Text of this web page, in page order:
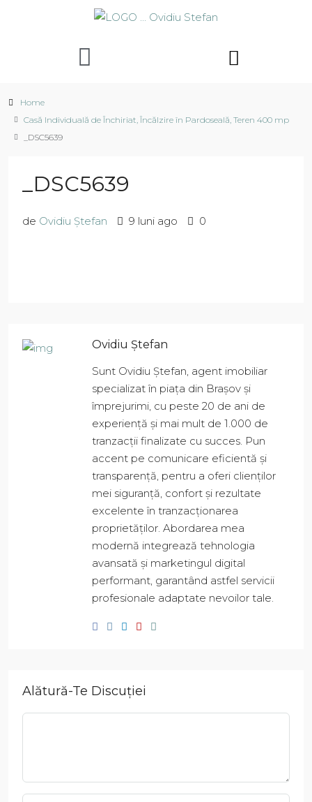
Home
Casă Individuală de Închiriat, Încălzire în Pardoseală, Teren 400 mp
_DSC5639
_DSC5639
de Ovidiu Ștefan 9 luni ago 0
Ovidiu Ștefan
Sunt Ovidiu Ștefan, agent imobiliar
specializat în piața din Brașov și
împrejurimi, cu peste 20 de ani de
experiență și mai mult de 1.000 de
tranzacții finalizate cu succes. Pun
accent pe comunicare eficientă și
transparență, pentru a oferi clienților
mei siguranță, confort și rezultate
excelente în tranzacționarea
proprietăților. Abordarea mea
modernă integrează tehnologia
avansată și marketingul digital
performant, garantând astfel servicii
profesionale adaptate nevoilor tale.
Alătură-Te Discuției